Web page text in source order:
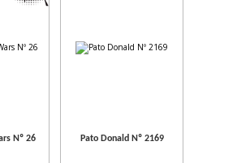
Nº 26 Pato Donald Nº 2169